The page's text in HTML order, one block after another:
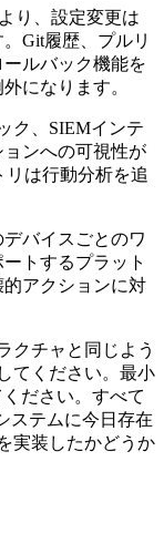
り、設定変更は
Git履歴、プルリ
ルバック機能を
になります。
ク、SIEMインテ
ンへの可視性が
リは行動分析を追
デバイスごとのワ
トするプラット
アクションに対
クチャと同じよう
てください。最小
ださい。すべて
ステムに今日存在
実装したかどうか